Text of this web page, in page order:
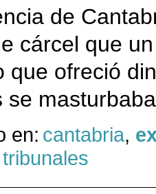
de
cárcel que
que ofreció
se
en: cantabria,
tribunales